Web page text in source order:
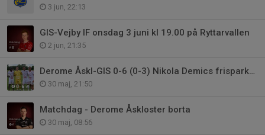
3 jun, 22:13
GIS-Vejby IF onsdag 3 juni kl 19.00 på Ryttarvallen
2 jun, 21:35
Derome Åskl-GIS 0-6 (0-3) Nikola Demics frisparksmål visar vägen.
30 maj, 21:50
Matchdag - Derome Åskloster borta
30 maj, 08:56